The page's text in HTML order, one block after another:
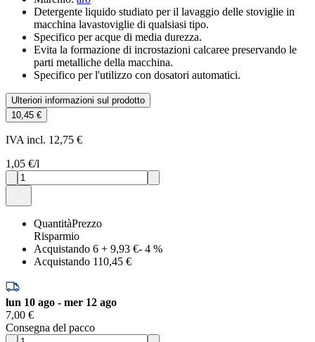
Detergente liquido studiato per il lavaggio delle stoviglie in
macchina lavastoviglie di qualsiasi tipo.
Specifico per acque di media durezza.
Evita la formazione di incrostazioni calcaree preservando le
parti metalliche della macchina.
Specifico per l'utilizzo con dosatori automatici.
Ulteriori informazioni sul prodotto
10,45 €
IVA incl. 12,75 €
1,05 €/l
QuantitàPrezzo
Risparmio
Acquistando 6 + 9,93 €- 4 %
Acquistando 110,45 €
lun 10 ago - mer 12 ago
7,00 €
Consegna del pacco